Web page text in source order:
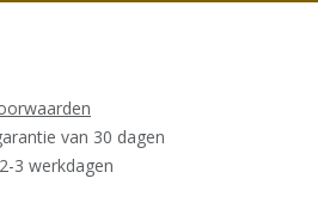
van 30 dagen
3 werkdagen